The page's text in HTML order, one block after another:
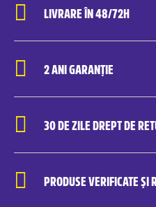
LIVRARE ÎN 48/72H
2 ANI GARANȚIE
30 DE ZILE DREPT DE
PRODUSE VERIFICATE ȘI